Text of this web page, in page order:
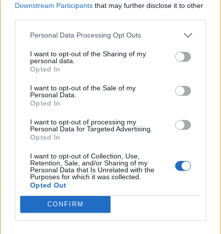
Downstream Participants that may further disclose it to other
Personal Data Processing Opt Outs
I want to opt-out of the Sharing of my
personal data.
Opted In
I want to opt-out of the Sale of my
Personal Data.
Opted In
I want to opt-out of processing my
Personal Data for Targeted Advertising.
Opted In
I want to opt-out of Collection, Use,
Retention, Sale, and/or Sharing of my
Personal Data that Is Unrelated with the
Purposes for which it was collected.
Opted Out
CONFIRM